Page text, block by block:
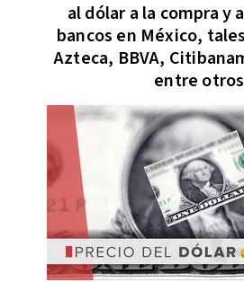
al dólar a la compra y
bancos en México,
Azteca, BBVA,
entre